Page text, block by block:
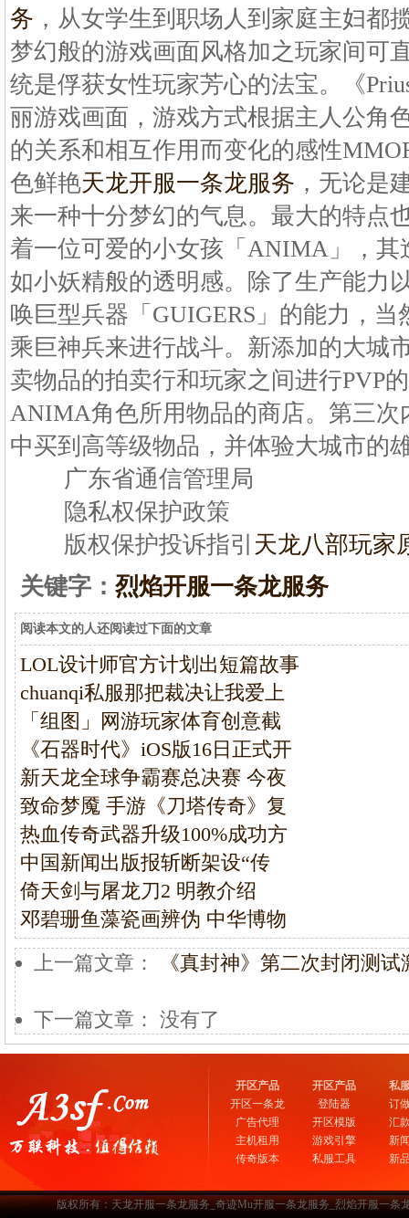
务 ，从女学生到职场人到家庭主妇都
梦幻般的游戏画面风格加之玩家间可
统是俘获女性玩家芳心的法宝。《
丽游戏画面，游戏方式根据主人公角
的关系和相互作用而变化的感性
色鲜艳天龙开服一条龙服务 ，无论是
来一种十分梦幻的气息。最大的特点
着一位可爱的小女孩「ANIMA」，其
如小妖精般的透明感。除了生产能力
唤巨型兵器「GUIGERS」的能力，
乘巨神兵来进行战斗。新添加的大城
卖物品的拍卖行和玩家之间进行PVP
ANIMA角色所用物品的商店。第三次
中买到高等级物品，并体验大城市的
广东省通信管理局
隐私权保护政策
版权保护投诉指引 天龙八部玩家
关键字： 烈焰开服一条龙服务
阅读本文的人还阅读过下面的文章
LOL设计师官方计划出短篇故事
chuanqi私服那把裁决让我爱上
「组图」网游玩家体育创意截
《石器时代》iOS版16日正式开
新天龙全球争霸赛总决赛 今夜
致命梦魇 手游《刀塔传奇》复
热血传奇武器升级100%成功方
中国新闻出版报斩断架设“传
倚天剑与屠龙刀2 明教介绍
邓碧珊鱼藻瓷画辨伪 中华博物
上一篇文章：
《真封神》第二次封闭测
下一篇文章： 没有了
开区产品
开区一条龙
广告代理
主机租用
传奇版本
开区产品
登陆器
开区模版
游戏引擎
私服工具
私
订
汇
新
新
版权所有：天龙开服一条龙服务_奇迹Mu开服一条龙服务_烈焰开服一条